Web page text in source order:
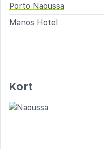
Porto Naoussa
Manos Hotel
Kort